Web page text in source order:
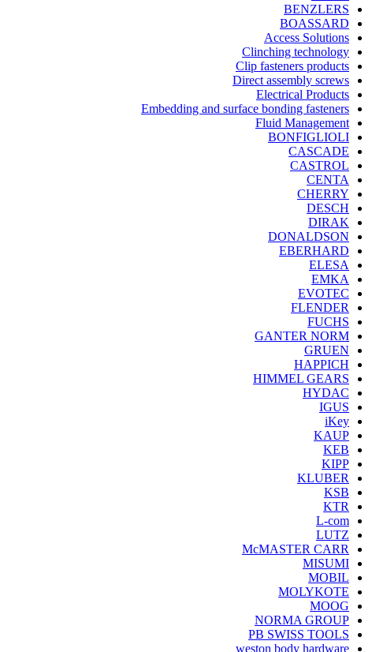
BENZLERS
BOASSARD
Access Solutions
Clinching technology
Clip fasteners products
Direct assembly screws
Electrical Products
Embedding and surface bonding fasteners
Fluid Management
BONFIGLIOLI
CASCADE
CASTROL
CENTA
CHERRY
DESCH
DIRAK
DONALDSON
EBERHARD
ELESA
EMKA
EVOTEC
FLENDER
FUCHS
GANTER NORM
GRUEN
HAPPICH
HIMMEL GEARS
HYDAC
IGUS
iKey
KAUP
KEB
KIPP
KLUBER
KSB
KTR
L-com
LUTZ
McMASTER CARR
MISUMI
MOBIL
MOLYKOTE
MOOG
NORMA GROUP
PB SWISS TOOLS
weston body hardware